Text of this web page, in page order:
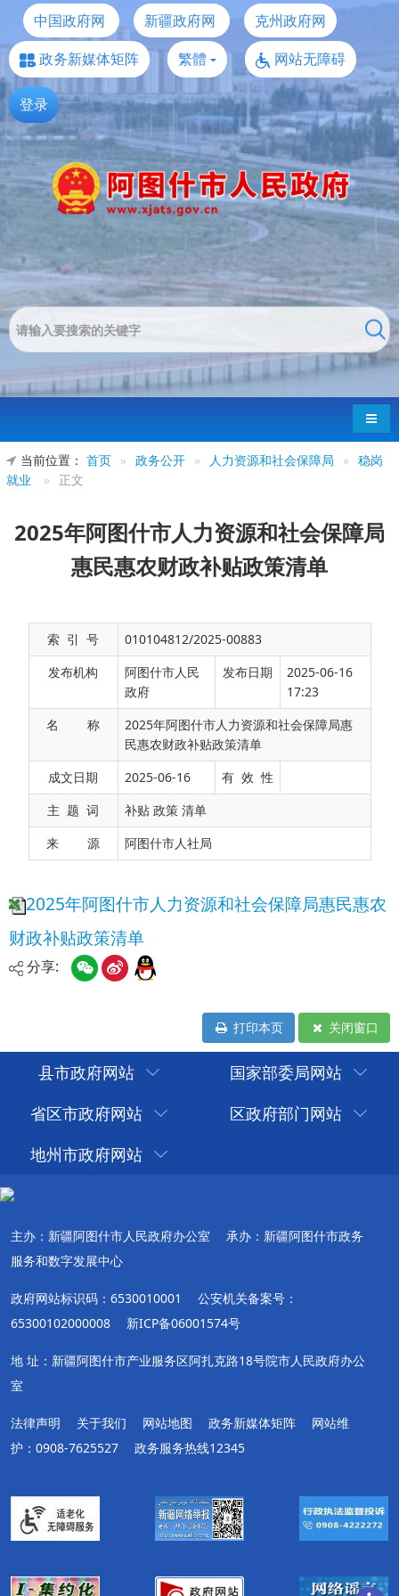
中国政府网 新疆政府网
克州政府网
政务新媒体矩阵
繁體 网站无障碍
登录
导航
当前位置： 首页 » 政务公开 » 人力资源和社会保障局 » 稳岗
就业
» 正文
2025年阿图什市人力资源和社会保障局
惠民惠农财政补贴政策清单
索 引 号
010104812/2025-00883
发布机构
阿图什市人民
政府
发布日期
2025-06-16
17:23
名 称
2025年阿图什市人力资源和社会保障局惠
民惠农财政补贴政策清单
成文日期
2025-06-16
有 效 性
主 题 词
补贴 政策 清单
来 源
阿图什市人社局
2025年阿图什市人力资源和社会保障局惠民惠农
财政补贴政策清单
分享:
打印本页 关闭窗口
县市政府网站
国家部委局网站
省区市政府网站
区政府部门网站
地州市政府网站
主办：新疆阿图什市人民政府办公室
承办：新疆阿图什市政务
服务和数字发展中心
政府网站标识码：6530010001
公安机关备案号：
65300102000008
新ICP备06001574号
地 址：新疆阿图什市产业服务区阿扎克路18号院市人民政府办公
室
法律声明 关于我们 网站地图 政务新媒体矩阵
网站维
护：0908-7625527
政务服务热线12345